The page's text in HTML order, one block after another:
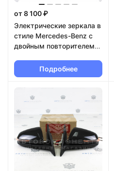
от 8 100 ₽
Электрические зеркала в
стиле Mercedes-Benz с
двойным повторителем
электроскладывание,
вежливая подсветка) ВАЗ
2108-21099, 2113-2115 в
цвет кузова
Подробнее